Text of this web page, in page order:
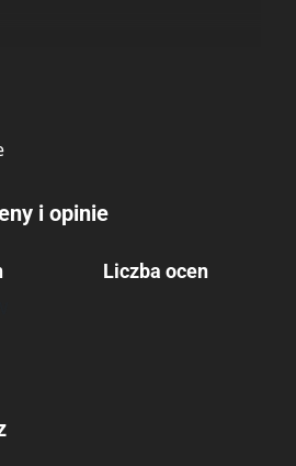
i opinie
Liczba ocen